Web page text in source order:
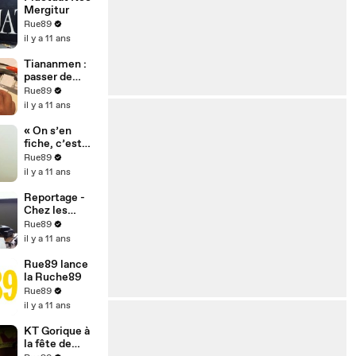
Rue89 n°1
Mergitur
Rue89
il y a 11 ans
Tiananmen :
passer de
négatif à
positif
Rue89
il y a 11 ans
« On s’en
fiche, c’est
jeudi ! »
Rue89
il y a 11 ans
Reportage -
Chez les
roboticiens
mous
Rue89
il y a 11 ans
Rue89 lance
la Ruche89
Rue89
il y a 11 ans
KT Gorique à
la fête de